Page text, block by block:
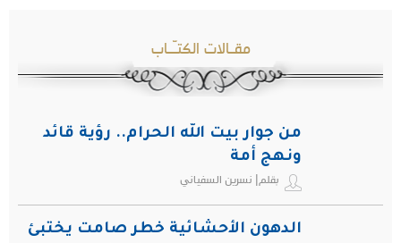
مقـالات الكتـّـاب
من جوار بيت الله الحرام.. رؤية قائد
ونهج أمة
بقلم| نسرين السفياني
الدهون الأحشائية خطر صامت يختبئ